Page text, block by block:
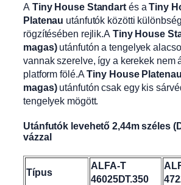
A Tiny House Standartés aTiny
Platenau utánfutók közötti
rögzítésében rejlik.A Tiny House
magas)utánfutón a tengelyek
vannak szerelve, így a kerekek nem
platform fölé.ATiny House
magas)utánfutón csak egy kis
tengelyek mögött.
Utánfutók levehető 2,44m széles
vázzal
Típus
ALFA-T
46025DT.350